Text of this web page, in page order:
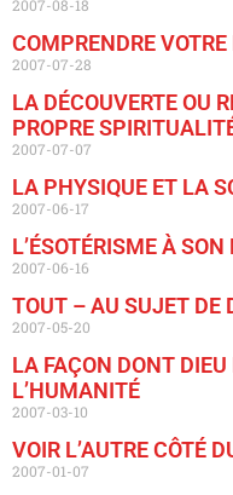
2007-08-18
COMPRENDRE
2007-07-28
LA DÉCOUVERTE OU
PROPRE
2007-07-07
LA PHYSIQUE ET LA
2007-06-17
L’ÉSOTÉRISME À
2007-06-16
TOUT – AU SUJET DE
2007-05-20
LA FAÇON DONT
L’HUMANITÉ
2007-03-10
VOIR L’AUTRE CÔTÉ
2007-01-07